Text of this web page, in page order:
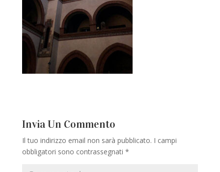
Invia Un Commento
Il tuo indirizzo email non sarà pubblicato. I campi
obbligatori sono contrassegnati *